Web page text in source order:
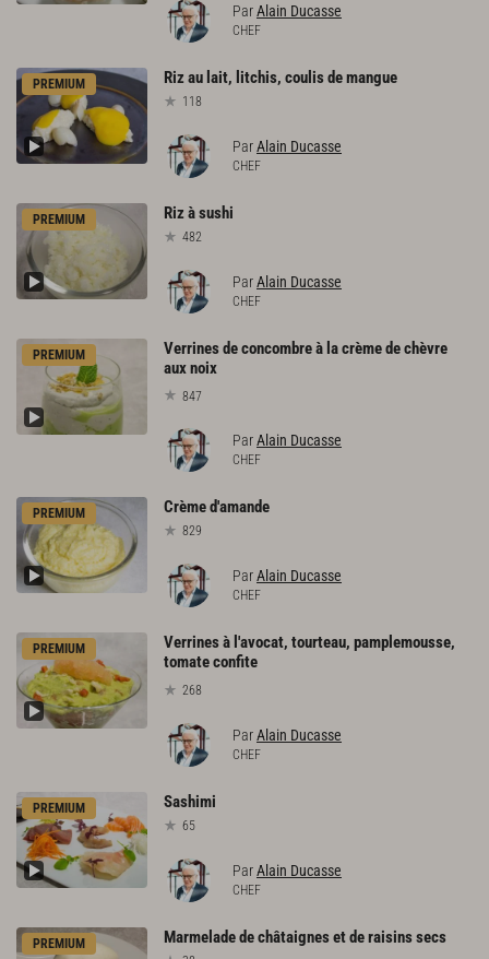
ParAlain Ducasse
CHEF
PREMIUM Rizau lait, litchis, coulisdemangue
118
ParAlain Ducasse
CHEF
PREMIUM Rizàsushi
482
ParAlain Ducasse
CHEF
PREMIUM
Verrines de concombre à la crème de chèvre
aux noix
847
ParAlain Ducasse
CHEF
PREMIUM Crèmed'amande
829
ParAlain Ducasse
CHEF
PREMIUM
Verrines à l'avocat, tourteau, pamplemousse,
tomate confite
268
ParAlain Ducasse
CHEF
PREMIUM Sashimi
65
ParAlain Ducasse
CHEF
PREMIUM Marmeladedechâtaignesetderaisinssecs